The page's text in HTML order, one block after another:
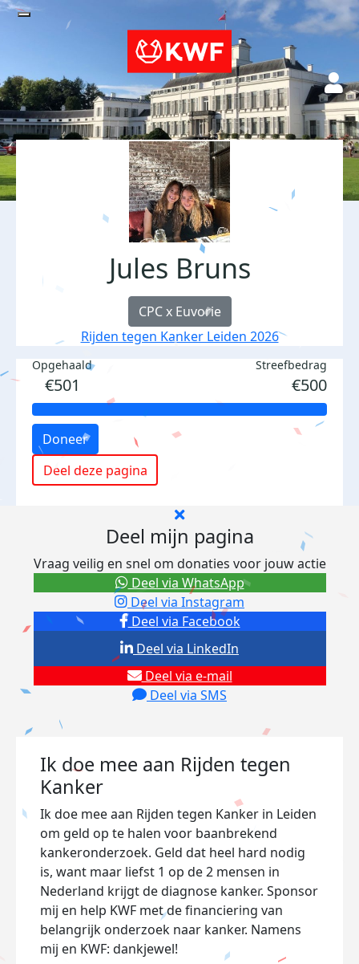
Jules Bruns
CPC x Euvorie
Rijden tegen Kanker Leiden 2026
Opgehaald
€501
Streefbedrag
€500
Doneer
Deel deze pagina
Deel mijn pagina
Vraag veilig en snel om donaties voor jouw actie
Deel via Facebook
Deel via Instagram
Deel via e-mail
Deel via SMS
Deel via LinkedIn
Deel via WhatsApp
Ik doe mee aan Rijden tegen
Kanker
Ik doe mee aan Rijden tegen Kanker in Leiden
om geld op te halen voor baanbrekend
kankeronderzoek. Geld dat heel hard nodig
is, want maar liefst 1 op de 2 mensen in
Nederland krijgt de diagnose kanker. Sponsor
mij en help KWF met de financiering van
belangrijk onderzoek naar kanker. Namens
mij en KWF: dankjewel!